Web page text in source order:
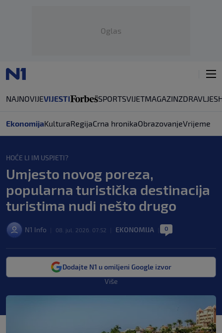
Oglas
NAJNOVIJEVIJESTI SPORTSVIJETMAGAZINZDRAVLJE
EkonomijaKulturaRegijaCrna hronikaObrazovanjeVrijeme
HOĆE LI IM USPJETI?
Umjesto novog poreza,
popularna turistička destinacija
turistima nudi nešto drugo
N1 Info 08. jul. 2026. 07:52 EKONOMIJA 0
Dodajte N1 u omiljeni Google izvor
Više